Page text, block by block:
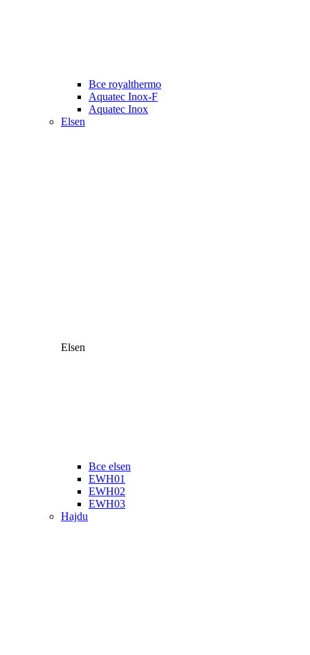
Все royalthermo
Aquatec Inox-F
Aquatec Inox
Elsen
Elsen
Все elsen
EWH01
EWH02
EWH03
Hajdu